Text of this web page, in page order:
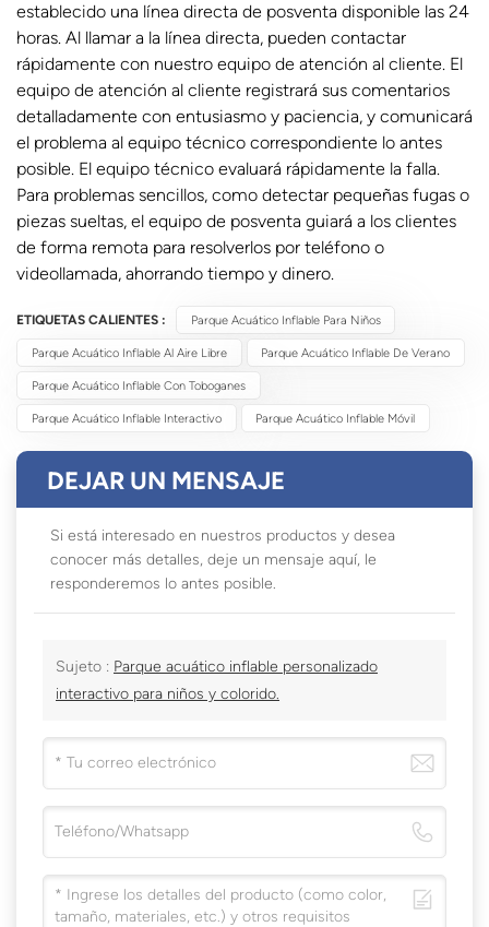
establecido una línea directa de posventa disponible las 24
horas. Al llamar a la línea directa, pueden contactar
rápidamente con nuestro equipo de atención al cliente. El
equipo de atención al cliente registrará sus comentarios
detalladamente con entusiasmo y paciencia, y comunicará
el problema al equipo técnico correspondiente lo antes
posible. El equipo técnico evaluará rápidamente la falla.
Para problemas sencillos, como detectar pequeñas fugas o
piezas sueltas, el equipo de posventa guiará a los clientes
de forma remota para resolverlos por teléfono o
videollamada, ahorrando tiempo y dinero.
ETIQUETAS CALIENTES : Parque Acuático Inflable Para Niños
Parque Acuático Inflable Al Aire Libre Parque Acuático Inflable De Verano
Parque Acuático Inflable Con Toboganes
Parque Acuático Inflable Interactivo Parque Acuático Inflable Móvil
DEJAR UN MENSAJE
Si está interesado en nuestros productos y desea
conocer más detalles, deje un mensaje aquí, le
responderemos lo antes posible.
Sujeto : Parque acuático inflable personalizado
interactivo para niños y colorido.